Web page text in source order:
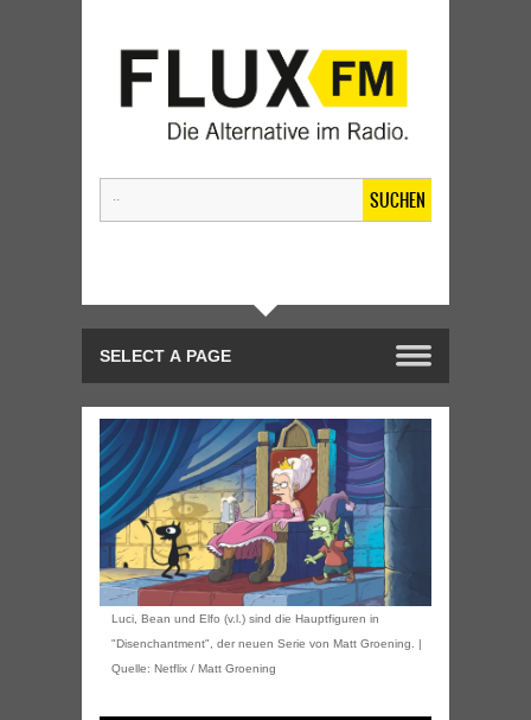
SUCHEN
Luci, Bean und Elfo (v.l.) sind die Hauptfiguren in
"Disenchantment", der neuen Serie von Matt Groening. |
Quelle: Netflix / Matt Groening